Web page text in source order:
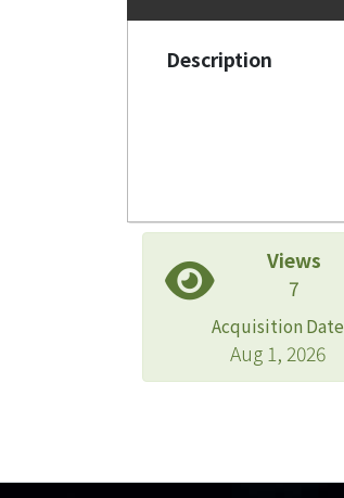
Description
Views
7
Acquisition Date
Aug 1, 2026